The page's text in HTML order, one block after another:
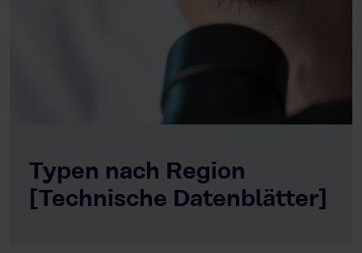
Typen nach Region
[Technische Datenblätter]